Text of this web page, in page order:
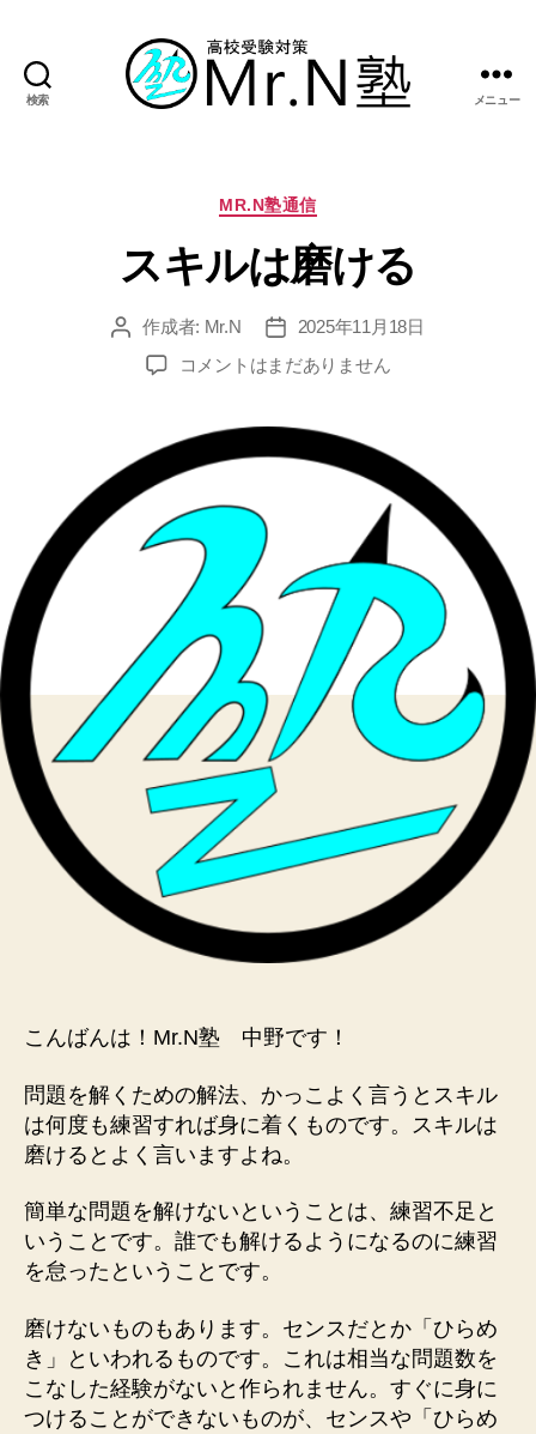
検索 メニュー
カ
ゴ
リ
MR.N塾通信
スキルは磨ける
投 作成者: Mr.N
投
稿
2025年11月18日
ス
は
磨
る
へ
の
コメントはまだありません
こんばんは！Mr.N塾 中野です！
問題を解くための解法、かっこよく言うとスキル
は何度も練習すれば身に着くものです。スキルは
磨けるとよく言いますよね。
簡単な問題を解けないということは、練習不足と
いうことです。誰でも解けるようになるのに練習
を怠ったということです。
磨けないものもあります。センスだとか「ひらめ
き」といわれるものです。これは相当な問題数を
こなした経験がないと作られません。すぐに身に
つけることができないものが、センスや「ひらめ